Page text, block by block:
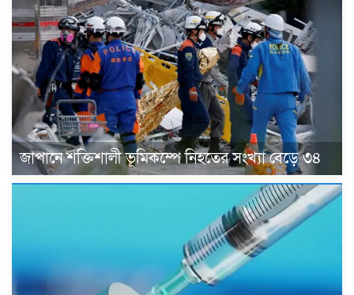
জাপানে শক্তিশালী ভূমিকম্পে নিহতের সংখ্যা বেড়ে ৩৪